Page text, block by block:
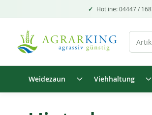
Hotline: 04447 /
Weidezaun Viehhaltung